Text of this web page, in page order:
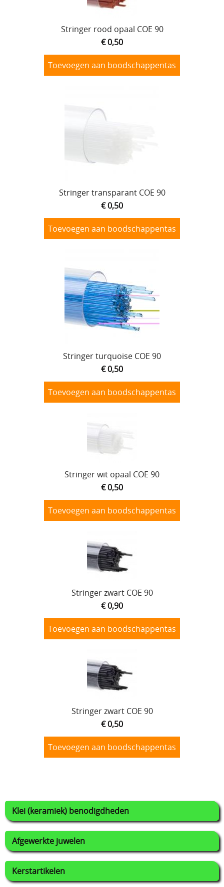
Klei (keramiek) benodigdheden
Afgewerkte juwelen
Kerstartikelen
Stringer rood opaal COE 90
€ 0,50
Toevoegen aan boodschappentas
Stringer transparant COE 90
€ 0,50
Toevoegen aan boodschappentas
Stringer turquoise COE 90
€ 0,50
Toevoegen aan boodschappentas
Stringer wit opaal COE 90
€ 0,50
Toevoegen aan boodschappentas
Stringer zwart COE 90
€ 0,90
Toevoegen aan boodschappentas
Stringer zwart COE 90
€ 0,50
Toevoegen aan boodschappentas